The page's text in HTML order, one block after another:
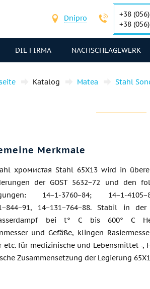
Dnipro +38 (056)
+38 (056)
DIE FIRMA NACHSCHLAGEWERK
Katalog Matea Stahl
Merkmale
хромистая Stahl 65Х13 wird in
der GOST 5632−72 und den
14−1-3760−84; 14−1-
14−131−764−88. Stabil in
bei t° C bis 600° C
und Gefäße, klingen
etc. für medizinische und Lebensmittel -,
Zusammensetzung der Legierung